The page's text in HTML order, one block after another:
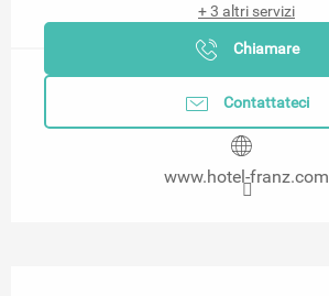
+ 3 altri servizi
Chiamare
Contattateci
www.hotel-franz.com